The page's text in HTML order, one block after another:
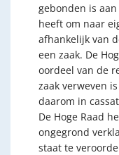
gebonden is
heeft om naar
afhankelijk van
een zaak. De
oordeel van de
zaak verweven
daarom in
De Hoge Raad
ongegrond
staat te